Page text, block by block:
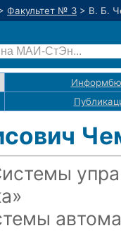
Факультет № 3 > В. Б.